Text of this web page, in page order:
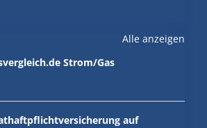
Alle anzeigen
Strom/Gas
auf